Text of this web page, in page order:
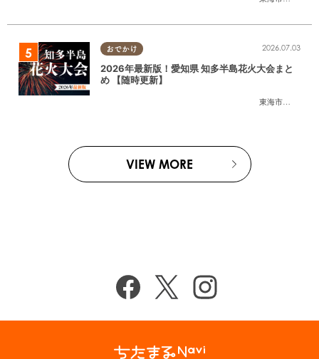
おでかけ
東海市大府市
2026.07.03
2026年最新版！愛知県 知多半島花火大会まと
め 【随時更新】
VIEW MORE